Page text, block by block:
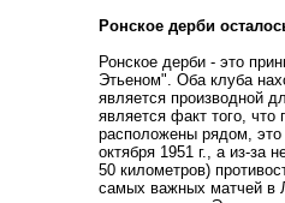
Ронское дерби
Ронское дерби - это
Этьеном". Оба клуба
является производной
является факт того,
расположены рядом, это
октября 1951 г., а из-за
50 километров)
самых важных матчей в